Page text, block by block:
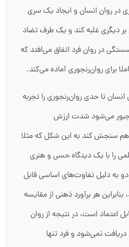
در روان انسان و ایجاد یک سری
دیگری غلبه کند و یک طرف تضاد
در روان فرد اتفاق می‌افتد که
برای روان‌رنجوری آماده می‌کند.
تا حدی روان‌رنجوری را تجربه
می‌شود شدت ارزش
سنجش کند به این شکل که مثلا
را با یک دیدگاه حسی و هنری
به دلیل تفاوت‌های اساسی قابل
هر برآورد ذهنی از مقایسه
اعتماد است، در نتیجه از روان
نمی‌شود و فرد تنها